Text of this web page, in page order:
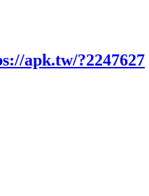
apk.tw/?2247627